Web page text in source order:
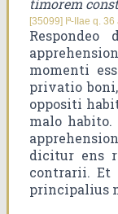
timorem
[35099] Iª-IIae q. 36
momenti
privatio
oppositi
malo
dicitur ens
contrarii. Et
principalius